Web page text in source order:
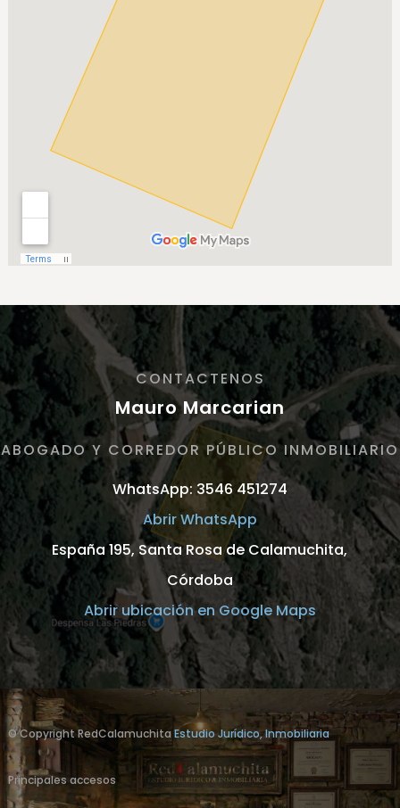
CONTACTENOS
Mauro Marcarian
ABOGADO Y CORREDOR PÚBLICO INMOBILIARIO
WhatsApp: 3546 451274
Abrir WhatsApp
España 195, Santa Rosa de Calamuchita,
Córdoba
Abrir ubicación en Google Maps
© Copyright RedCalamuchitaEstudio Jurídico, Inmobiliaria
Principales accesos